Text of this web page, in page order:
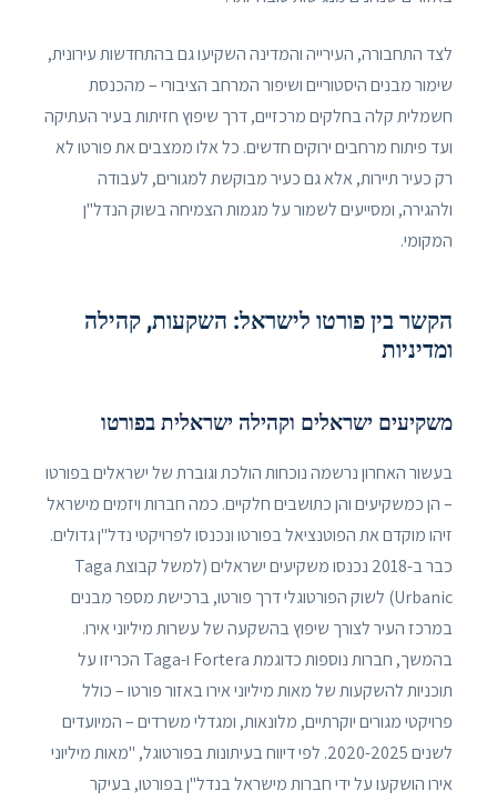
לצד התחבורה, העירייה והמדינה השקיעו גם בהתחדשות עירונית,
שימור מבנים היסטוריים ושיפור המרחב הציבורי – מהכנסת
חשמלית קלה בחלקים מרכזיים, דרך שיפוץ חזיתות בעיר העתיקה
ועד פיתוח מרחבים ירוקים חדשים. כל אלו ממצבים את פורטו לא
רק כעיר תיירות, אלא גם כעיר מבוקשת למגורים, לעבודה
ולהגירה, ומסייעים לשמור על מגמות הצמיחה בשוק הנדל"ן
המקומי.
הקשר בין פורטו לישראל: השקעות, קהילה
ומדיניות
משקיעים ישראלים וקהילה ישראלית בפורטו
בעשור האחרון נרשמה נוכחות הולכת וגוברת של ישראלים בפורטו
– הן כמשקיעים והן כתושבים חלקיים. כמה חברות ויזמים מישראל
זיהו מוקדם את הפוטנציאל בפורטו ונכנסו לפרויקטי נדל"ן גדולים.
כבר ב-2018 נכנסו משקיעים ישראלים (למשל קבוצת Taga
Urbanic) לשוק הפורטוגלי דרך פורטו, ברכישת מספר מבנים
במרכז העיר לצורך שיפוץ בהשקעה של עשרות מיליוני אירו.
בהמשך, חברות נוספות כדוגמת Fortera ו-Taga הכריזו על
תוכניות להשקעות של מאות מיליוני אירו באזור פורטו – כולל
פרויקטי מגורים יוקרתיים, מלונאות, ומגדלי משרדים – המיועדים
לשנים 2020-2025. לפי דיווח בעיתונות בפורטוגל, "מאות מיליוני
אירו הושקעו על ידי חברות מישראל בנדל"ן בפורטו, בעיקר